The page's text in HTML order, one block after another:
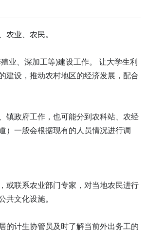
农业、农民。
业、深加工等)建设工作。 让大学生利
建设，推动农村地区的经济发展，配合
镇政府工作，也可能分到农科站、农经
）一般会根据现有的人员情况进行调
或联系农业部门专家，对当地农民进行
共文化设施。
的计生协管员及时了解当前外出务工的